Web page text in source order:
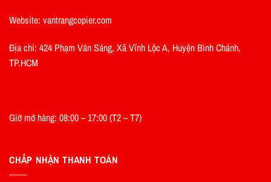
Website: vantrangcopier.com
Địa chỉ: 424 Phạm Văn Sáng, Xã Vĩnh Lộc A, Huyện Bình Chánh,
TP.HCM
Giờ mở hàng: 08:00 – 17:00 (T2 – T7)
CHẤP NHẬN THANH TOÁN